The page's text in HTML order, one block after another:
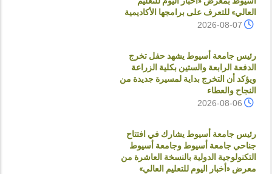
العالي» للتعرف على برامجها الأكاديمية
2026-08-07
رئيس جامعة أسيوط يشهد حفل تخرج
الدفعة الرابعة والستين بكلية الزراعة
ويؤكد أن التخرج بداية لمسيرة جديدة من
النجاح والعطاء
2026-08-06
رئيس جامعة أسيوط يشارك في افتتاح
جناحي جامعة أسيوط وجامعة أسيوط
التكنولوجية الدولية بالنسخة العاشرة من
معرض «أخبار اليوم للتعليم العالي»